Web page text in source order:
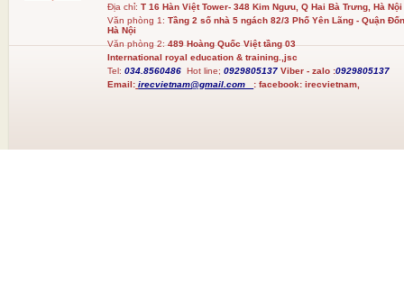
Địa chỉ: T 16 Hàn Việt Tower- 348 Kim Ngưu, Q Hai Bà Trưng, Hà Nội
Văn phòng 1:Tầng 2 số nhà 5 ngách 82/3 Phố Yên Lãng - Quận
Hà Nội
Văn phòng 2:489 Hoàng Quốc Việt tầng 03
International royal education & training.,jsc
Tel:034.8560486Hot line; 0929805137 Viber - zalo :0929805137
Email: irecvietnam@gmail.com :facebook: irecvietnam,